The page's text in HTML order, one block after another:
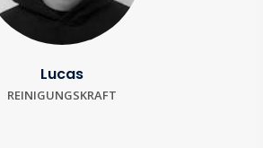
Lucas
REINIGUNGSKRAFT